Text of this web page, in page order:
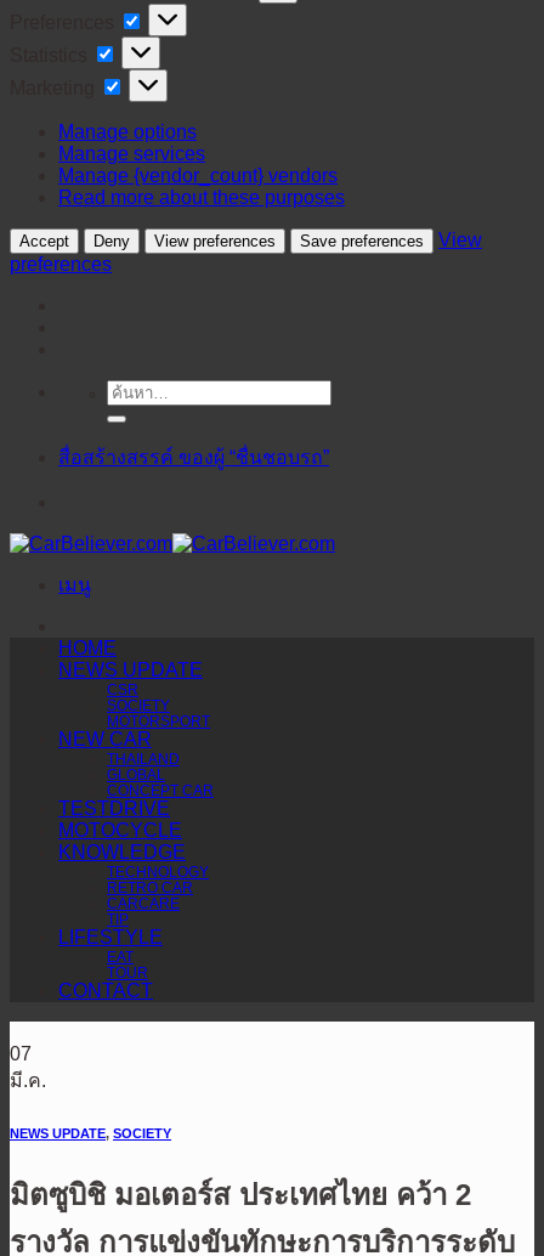
Preferences
Statistics
Marketing
Manage options
Manage services
Manage {vendor_count} vendors
Read more about these purposes
Accept Deny View preferences Save preferences
View
preferences
ค้นหา:
สื่อสร้างสรรค์ ของผู้ “ชื่นชอบรถ”
เมนู
HOME
NEWS UPDATE
CSR
SOCIETY
MOTORSPORT
NEW CAR
THAILAND
GLOBAL
CONCEPT CAR
TESTDRIVE
MOTOCYCLE
KNOWLEDGE
TECHNOLOGY
RETRO CAR
CARCARE
TIP
LIFESTYLE
EAT
TOUR
CONTACT
07
มี.ค.
NEWS UPDATE, SOCIETY
มิตซูบิชิ มอเตอร์ส ประเทศไทย คว้า 2
รางวัล การแข่งขันทักษะการบริการระดับ